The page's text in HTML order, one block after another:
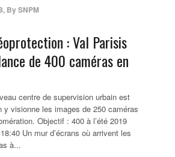
, BySNPM
: Val Parisis
de 400 caméras en
centre de supervision urbain est
y visionne les images de 250 caméras
Objectif : 400 à l’été 2019
Un mur d’écrans où arrivent les
à...